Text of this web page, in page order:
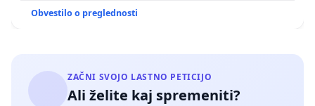
Obvestilo o preglednosti
ZAČNI SVOJO LASTNO PETICIJO
Ali želite kaj spremeniti?